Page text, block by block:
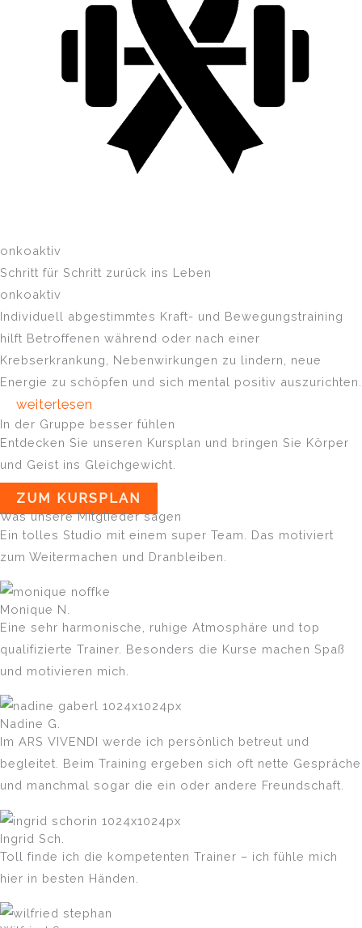
onkoaktiv
Schritt für Schritt zurück ins Leben
onkoaktiv
Individuell abgestimmtes Kraft- und Bewegungstraining
hilft Betroffenen während oder nach einer
Krebserkrankung, Nebenwirkungen zu lindern, neue
Energie zu schöpfen und sich mental positiv auszurichten.
weiterlesen
In der Gruppe besser fühlen
Entdecken Sie unseren Kursplan und bringen Sie Körper
und Geist ins Gleichgewicht.
ZUM KURSPLAN
Was unsere Mitglieder sagen
Ein tolles Studio mit einem super Team. Das motiviert
zum Weitermachen und Dranbleiben.
Monique N.
Eine sehr harmonische, ruhige Atmosphäre und top
qualifizierte Trainer. Besonders die Kurse machen Spaß
und motivieren mich.
Nadine G.
Im ARS VIVENDI werde ich persönlich betreut und
begleitet. Beim Training ergeben sich oft nette Gespräche
und manchmal sogar die ein oder andere Freundschaft.
Ingrid Sch.
Toll finde ich die kompetenten Trainer – ich fühle mich
hier in besten Händen.